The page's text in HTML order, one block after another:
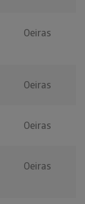
Oeiras
Oeiras
Oeiras
Oeiras